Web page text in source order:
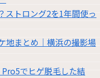
ストロング2を1年間使っ
地まとめ｜横浜の撮影場
でヒゲ脱毛した結